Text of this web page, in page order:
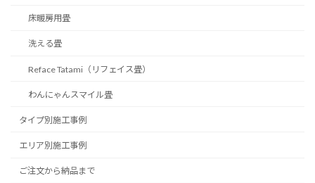
床暖房用畳
洗える畳
Reface Tatami（リフェイス畳）
わんにゃんスマイル畳
タイプ別施工事例
エリア別施工事例
ご注文から納品まで